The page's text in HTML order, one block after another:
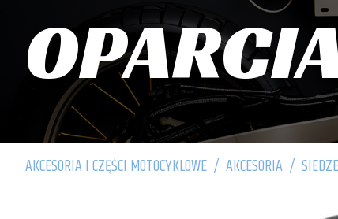
AKCESORIA I CZĘŚCI MOTOCYKLOWE / AKCESORIA /